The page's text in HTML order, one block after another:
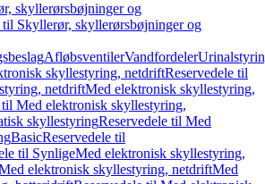
skyllerørsbøjninger og
til Skyllerør, skyllerørsbøjninger og
AfløbsventilerVandfordeler
skyllestyring, netdriftReservedele til
netdriftMed elektronisk skyllestyring,
til Med elektronisk skyllestyring,
skyllestyringReservedele til Med
BasicReservedele til
til SynligeMed elektronisk skyllestyring,
elektronisk skyllestyring, netdriftMed